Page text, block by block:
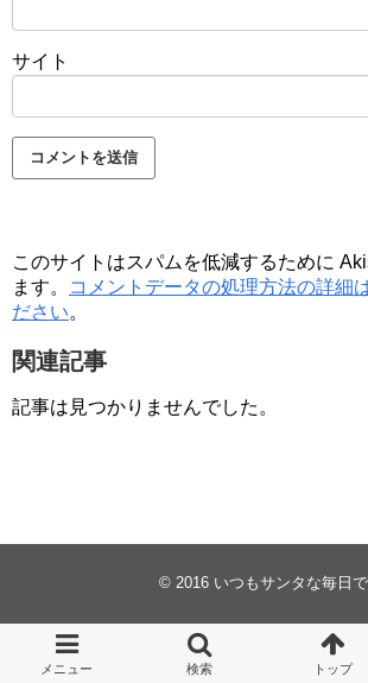
サイト
このサイトはスパムを低減するために
ます。
コメントデータの処理方法の詳細
ださい。
関連記事
記事は見つかりませんでした。
© 2016 いつもサンタな毎日で